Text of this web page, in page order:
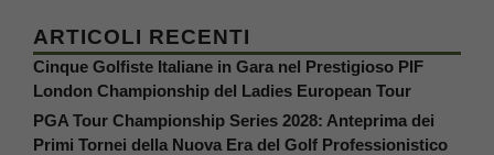
ARTICOLI RECENTI
Cinque Golfiste Italiane in Gara nel Prestigioso PIF
London Championship del Ladies European Tour
PGA Tour Championship Series 2028: Anteprima dei
Primi Tornei della Nuova Era del Golf Professionistico